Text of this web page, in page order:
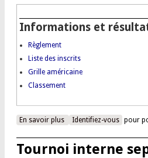
Informations et
Règlement
Liste des inscrits
Grille américaine
Classement
En savoir plus à propos de Tournoi
Identifiez-vous pour
Tournoi interne